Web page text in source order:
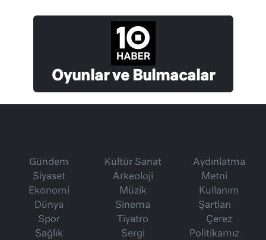
Oyunlar ve Bulmacalar
Gündem
Siyaset
Ekonomi
Dünya
Spor
Sağlık
Kültür Sanat
Arkeoloji
Müzik
Sinema
Tiyatro
Sergi
Aydınlatma
Metni
Kullanım
Şartları
Çerez
Politikamız